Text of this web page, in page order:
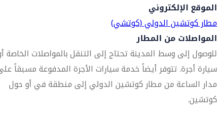
الموقع الإلكتروني
مطار كوتشين الدولي (كوتشي)
المواصلات من المطار
للوصول إلى وسط المدينة تحتاج إلى التنقل بالمواصلات الخاصة
سيارة أجرة. تتوفر أيضاً خدمة سيارات الأجرة المدفوعة مسبقاً
مدار الساعة من مطار كوتشين الدولي إلى منطقة في أو حول
كوتشين.